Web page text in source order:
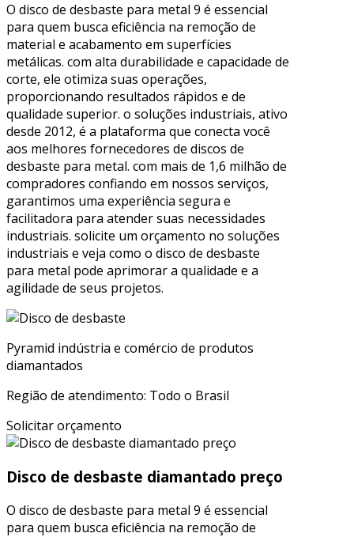
O disco de desbaste para metal 9 é essencial
para quem busca eficiência na remoção de
material e acabamento em superfícies
metálicas. com alta durabilidade e capacidade de
corte, ele otimiza suas operações,
proporcionando resultados rápidos e de
qualidade superior. o soluções industriais, ativo
desde 2012, é a plataforma que conecta você
aos melhores fornecedores de discos de
desbaste para metal. com mais de 1,6 milhão de
compradores confiando em nossos serviços,
garantimos uma experiência segura e
facilitadora para atender suas necessidades
industriais. solicite um orçamento no soluções
industriais e veja como o disco de desbaste
para metal pode aprimorar a qualidade e a
agilidade de seus projetos.
Pyramid indústria e comércio de produtos
diamantados
Região de atendimento: Todo o Brasil
Solicitar orçamento
Disco de desbaste diamantado preço
O disco de desbaste para metal 9 é essencial
para quem busca eficiência na remoção de